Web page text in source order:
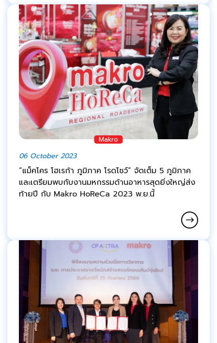
Makro
06 October 2023
“แม็คโคร โฮเรก้า ภูมิภาค โรดโชว์” จัดเต็ม 5 ภูมิภาค
และเตรียมพบกับงานมหกรรมด้านอาหารสุดยิ่งใหญ่ส่ง
ท้ายปี กับ Makro HoReCa 2023 พ.ย.นี้